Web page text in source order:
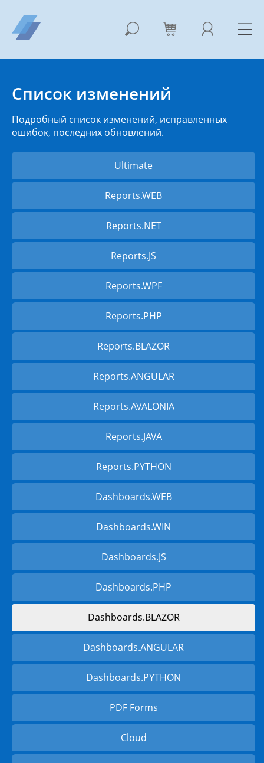
Список изменений
Подробный список изменений, исправленных
ошибок, последних обновлений.
Ultimate
Reports.WEB
Reports.NET
Reports.JS
Reports.WPF
Reports.PHP
Reports.BLAZOR
Reports.ANGULAR
Reports.AVALONIA
Reports.JAVA
Reports.PYTHON
Dashboards.WEB
Dashboards.WIN
Dashboards.JS
Dashboards.PHP
Dashboards.BLAZOR
Dashboards.ANGULAR
Dashboards.PYTHON
PDF Forms
Cloud